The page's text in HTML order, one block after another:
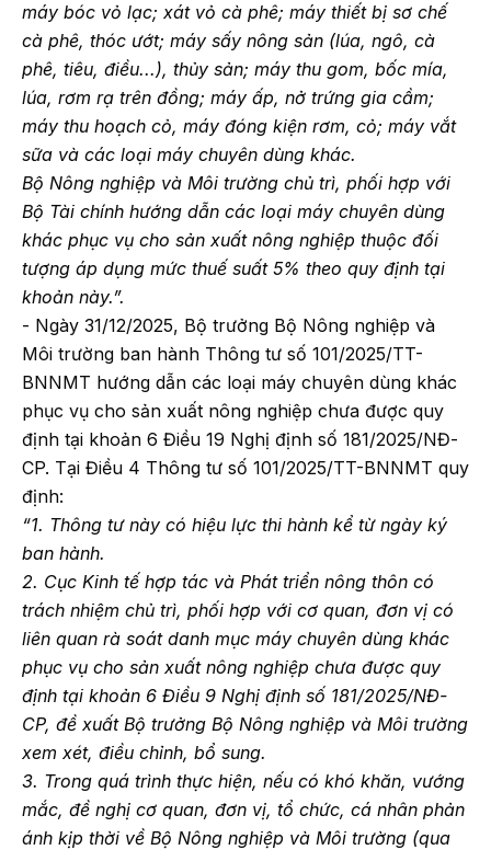
máy bóc vỏ lạc; xát vỏ cà phê; máy thiết bị sơ chế
cà phê, thóc ướt; máy sấy nông sản (lúa, ngô, cà
phê, tiêu, điều...), thủy sản; máy thu gom, bốc mía,
lúa, rơm rạ trên đồng; máy ấp, nở trứng gia cầm;
máy thu hoạch cỏ, máy đóng kiện rơm, cỏ; máy vắt
sữa và các loại máy chuyên dùng khác.
Bộ Nông nghiệp và Môi trường chủ trì, phối hợp với
Bộ Tài chính hướng dẫn các loại máy chuyên dùng
khác phục vụ cho sản xuất nông nghiệp thuộc đối
tượng áp dụng mức thuế suất 5% theo quy định tại
khoản này.”.
- Ngày 31/12/2025, Bộ trưởng Bộ Nông nghiệp và
Môi trường ban hành Thông tư số 101/2025/TT-
BNNMT hướng dẫn các loại máy chuyên dùng khác
phục vụ cho sản xuất nông nghiệp chưa được quy
định tại khoản 6 Điều 19 Nghị định số 181/2025/NĐ-
CP. Tại Điều 4 Thông tư số 101/2025/TT-BNNMT quy
định:
“1. Thông tư này có hiệu lực thi hành kể từ ngày ký
ban hành.
2. Cục Kinh tế hợp tác và Phát triển nông thôn có
trách nhiệm chủ trì, phối hợp với cơ quan, đơn vị có
liên quan rà soát danh mục máy chuyên dùng khác
phục vụ cho sản xuất nông nghiệp chưa được quy
định tại khoản 6 Điều 9 Nghị định số 181/2025/NĐ-
CP, đề xuất Bộ trưởng Bộ Nông nghiệp và Môi trường
xem xét, điều chỉnh, bổ sung.
3. Trong quá trình thực hiện, nếu có khó khăn, vướng
mắc, đề nghị cơ quan, đơn vị, tổ chức, cá nhân phản
ánh kịp thời về Bộ Nông nghiệp và Môi trường (qua